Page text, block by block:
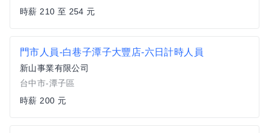
時薪 210 至 254 元
門市人員-白巷子潭子大豐店-六日計時人員
新山事業有限公司
台中市-潭子區
時薪 200 元